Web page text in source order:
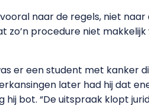
naar de regels, niet
procedure niet makkelijk
er een student met kanker
later had hij dat
bot. “De uitspraak klopt